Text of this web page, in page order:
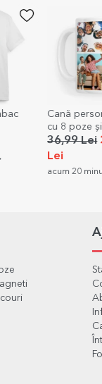
text -
Cană
cu 8 poze
Cele mai
amintiri
36,99 Lei
Lei
acum 20